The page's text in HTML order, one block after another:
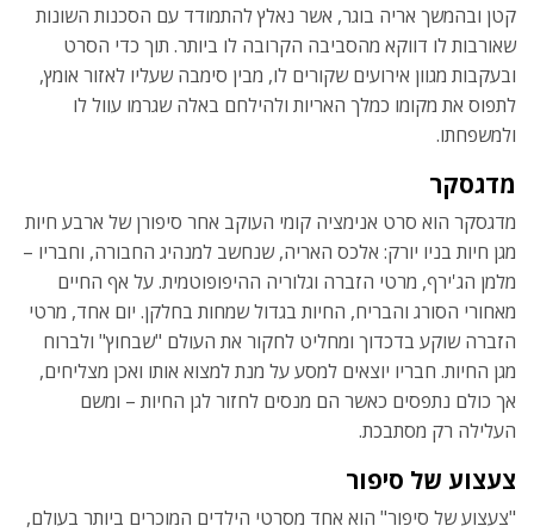
קטן ובהמשך אריה בוגר, אשר נאלץ להתמודד עם הסכנות השונות
שאורבות לו דווקא מהסביבה הקרובה לו ביותר. תוך כדי הסרט
ובעקבות מגוון אירועים שקורים לו, מבין סימבה שעליו לאזור אומץ,
לתפוס את מקומו כמלך האריות ולהילחם באלה שגרמו עוול לו
ולמשפחתו.
מדגסקר
מדגסקר הוא סרט אנימציה קומי העוקב אחר סיפורן של ארבע חיות
מגן חיות בניו יורק: אלכס האריה, שנחשב למנהיג החבורה, וחבריו –
מלמן הג'ירף, מרטי הזברה וגלוריה ההיפופוטמית. על אף החיים
מאחורי הסורג והבריח, החיות בגדול שמחות בחלקן. יום אחד, מרטי
הזברה שוקע בדכדוך ומחליט לחקור את העולם "שבחוץ" ולברוח
מגן החיות. חבריו יוצאים למסע על מנת למצוא אותו ואכן מצליחים,
אך כולם נתפסים כאשר הם מנסים לחזור לגן החיות – ומשם
העלילה רק מסתבכת.
צעצוע של סיפור
"צעצוע של סיפור" הוא אחד מסרטי הילדים המוכרים ביותר בעולם,